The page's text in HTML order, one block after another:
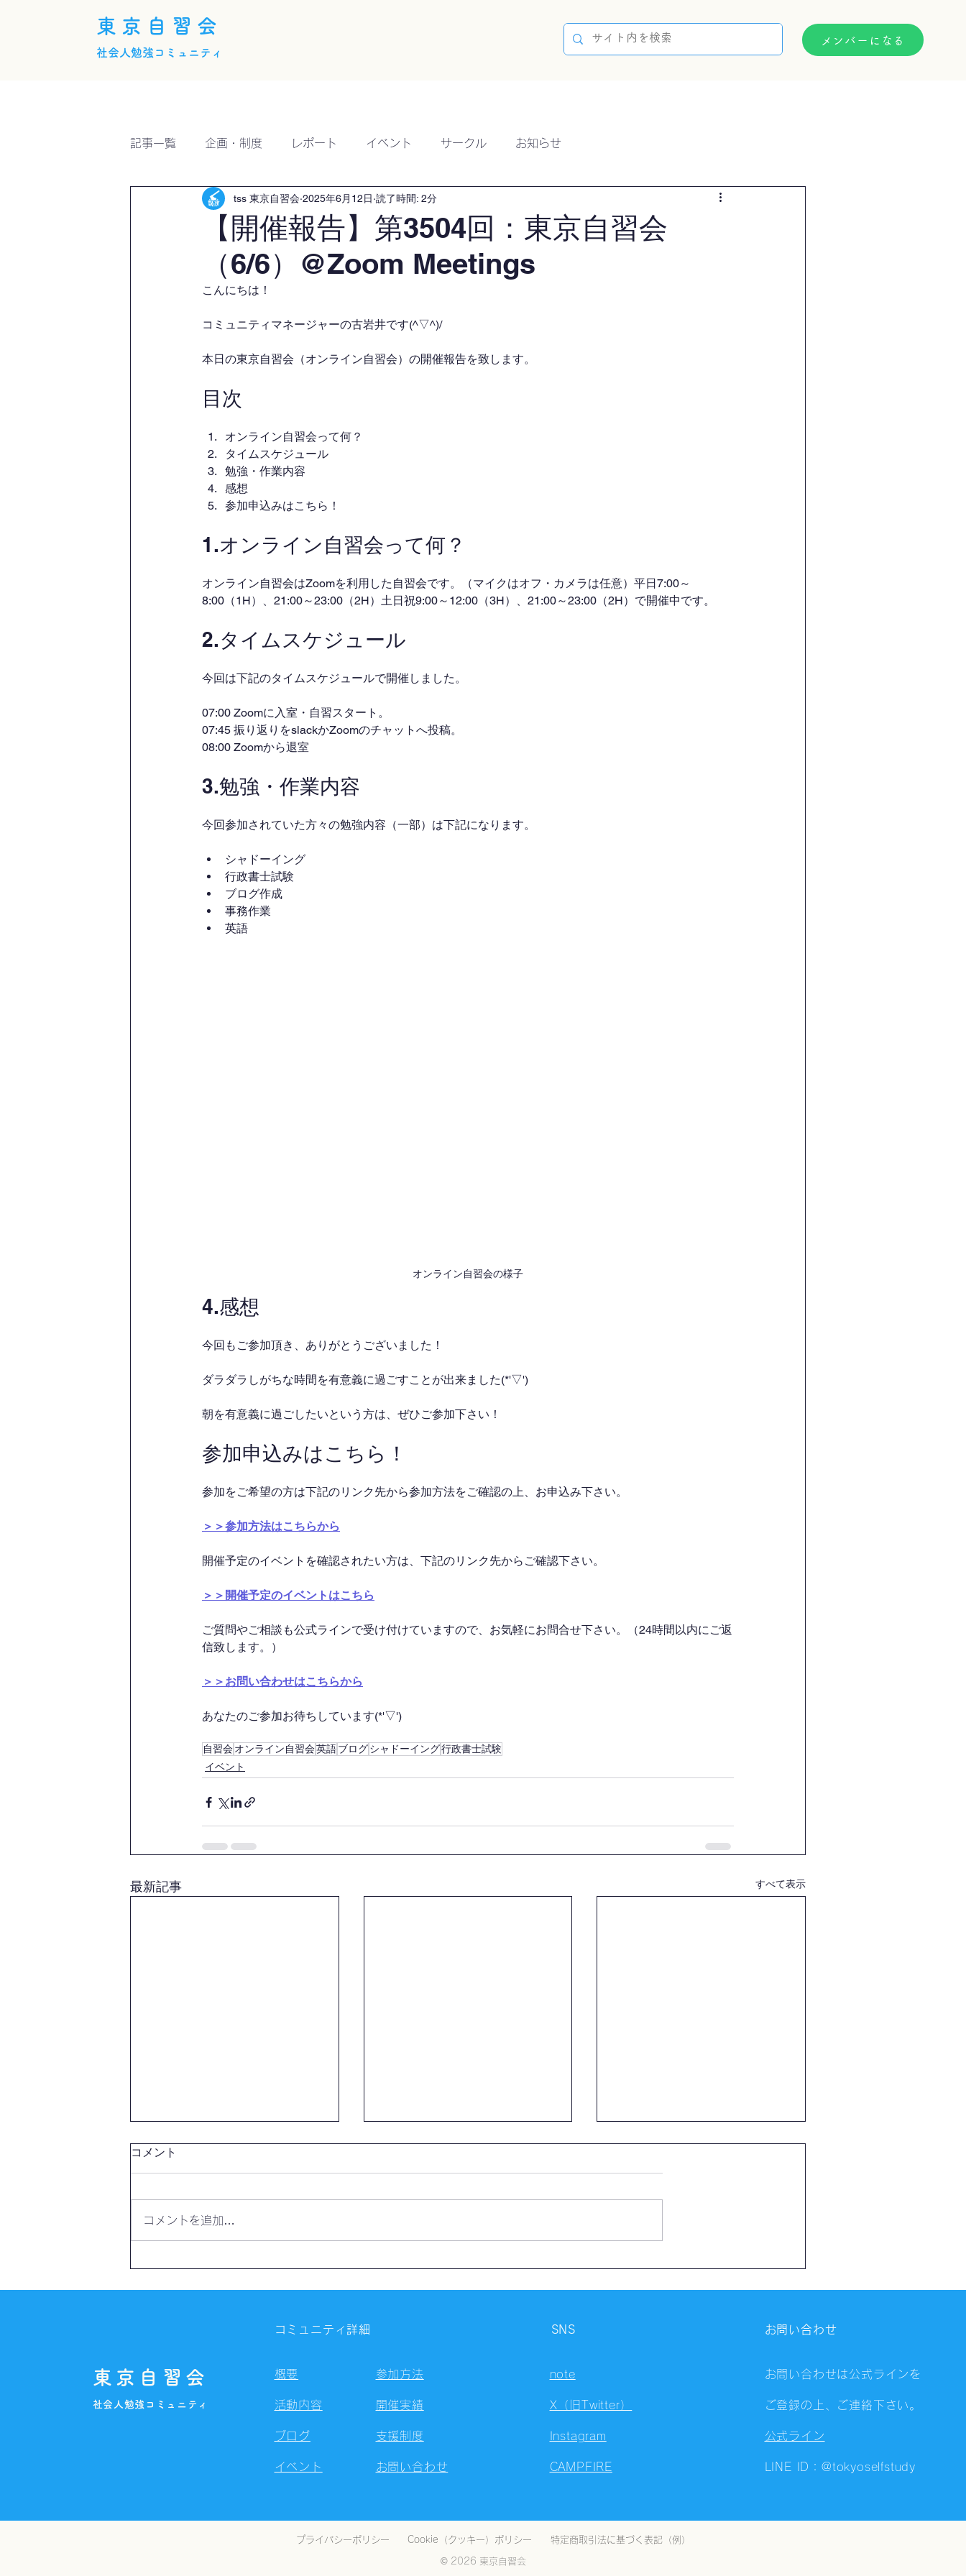
東京自習会
社会人勉強コミュニティ
メンバーになる
記事一覧 企画・制度 レポート イベント サークル お知らせ
【開催報告】第3504回：東京自習会
（6/6）@Zoom Meetings
tss 東京自習会 2025年6月12日 読了時間: 2分
こんにちは！
コミュニティマネージャーの古岩井です(^▽^)/
本日の東京自習会（オンライン自習会）の開催報告を致します。
目次
オンライン自習会って何？
タイムスケジュール
勉強・作業内容
感想
参加申込みはこちら！
1.オンライン自習会って何？
オンライン自習会はZoomを利用した自習会です。（マイクはオフ・カメラは任意）平日7:00～
8:00（1H）、21:00～23:00（2H）土日祝9:00～12:00（3H）、21:00～23:00（2H）で開催中です。
2.タイムスケジュール
今回は下記のタイムスケジュールで開催しました。
07:00 Zoomに入室・自習スタート。
07:45 振り返りをslackかZoomのチャットへ投稿。
08:00 Zoomから退室
3.勉強・作業内容
今回参加されていた方々の勉強内容（一部）は下記になります。
シャドーイング
行政書士試験
ブログ作成
事務作業
英語
オンライン自習会の様子
4.感想
今回もご参加頂き、ありがとうございました！
ダラダラしがちな時間を有意義に過ごすことが出来ました(*'▽')
朝を有意義に過ごしたいという方は、ぜひご参加下さい！
参加申込みはこちら！
参加をご希望の方は下記のリンク先から参加方法をご確認の上、お申込み下さい。
＞＞参加方法はこちらから
開催予定のイベントを確認されたい方は、下記のリンク先からご確認下さい。
＞＞開催予定のイベントはこちら
ご質問やご相談も公式ラインで受け付けていますので、お気軽にお問合せ下さい。（24時間以内にご返
信致します。）
＞＞お問い合わせはこちらから
あなたのご参加お待ちしています(*'▽')
自習会オンライン自習会英語ブログシャドーイング行政書士試験
イベント
最新記事 すべて表示
コメント
コメントを追加…
東京自習会
社会人勉強コミュニティ
コミュニティ詳細
概要
活動内容
ブログ
イベント
参加方法
開催実績
支援制度
お問い合わせ
SNS
note
X（旧Twitter）
Instagram
CAMPFIRE
お問い合わせ
お問い合わせは公式ラインを
ご登録の上、ご連絡下さい。
公式ライン
LINE ID：@tokyoselfstudy
プライバシーポリシー Cookie（クッキー）ポリシー 特定商取引法に基づく表記（例）
© 2026 東京自習会